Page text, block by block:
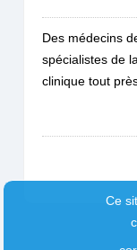
Des médecins
spécialistes de
clinique tout
Ce